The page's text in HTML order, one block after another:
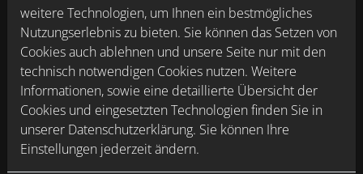
weitere Technologien, um Ihnen ein bestmögliches
Nutzungserlebnis zu bieten. Sie können das Setzen von
Cookies auch ablehnen und unsere Seite nur mit den
technisch notwendigen Cookies nutzen. Weitere
Informationen, sowie eine detaillierte Übersicht der
Cookies und eingesetzten Technologien finden Sie in
unserer Datenschutzerklärung. Sie können Ihre
Einstellungen jederzeit ändern.